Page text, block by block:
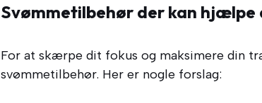
Svømmetilbehør der kan hjælpe
For at skærpe dit fokus og maksimere din
svømmetilbehør. Her er nogle forslag: